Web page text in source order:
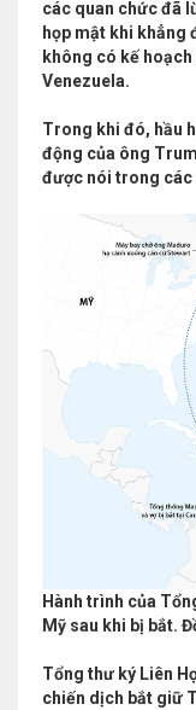
các quan chức đã
họp mật khi khẳng
không có kế
Venezuela.
Trong khi đó, hầu
động của ông
được nói trong các
Hành trình của
Mỹ sau khi bị bắt.
Tổng thư ký Liên
chiến dịch bắt giữ